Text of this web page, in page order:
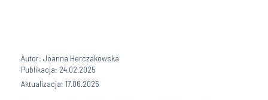
Autor: Joanna Herczakowska
Publikacja: 24.02.2025
Aktualizacja: 17.06.2025